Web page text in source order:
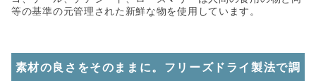
等の基準の元管理された新鮮な物を使用しています。
素材の良さをそのままに。フリーズドライ製法で調